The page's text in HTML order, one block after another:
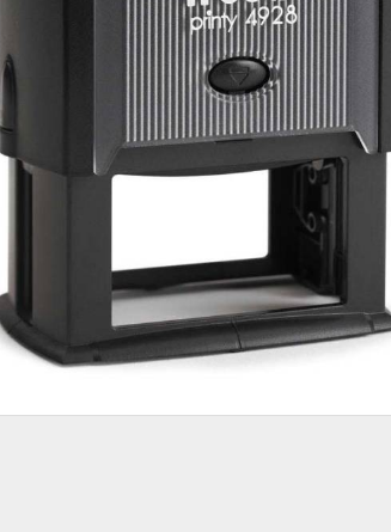
PERSONALISIERTE ADRESSSTEMPEL
STEMPELFRITZ IMPRINT LINE SKYBLUE